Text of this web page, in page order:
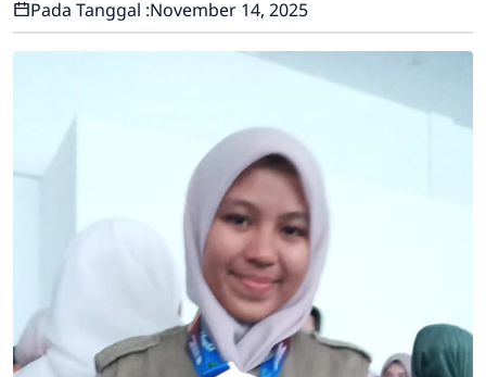
Pada Tanggal :November 14, 2025